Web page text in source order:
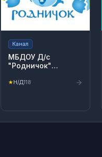
Канал
МБДОУ Д/с
"Родничок"
★Н/Д118